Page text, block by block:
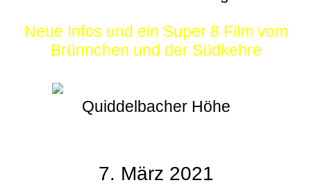
Neue Infos und ein Super 8 Film vom
Brünnchen und der Südkehre
Quiddelbacher Höhe
7. März 2021